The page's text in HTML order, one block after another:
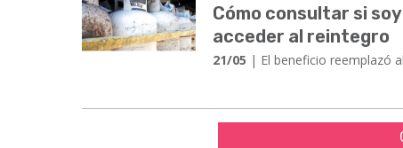
Cómo consultar si
acceder al reintegro
21/05 | El beneficio reemplazó